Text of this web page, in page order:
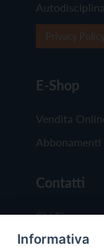
E-Shop
Vendita
Abbonamenti
Contatti
Chi Siamo
Redazione
Informativa